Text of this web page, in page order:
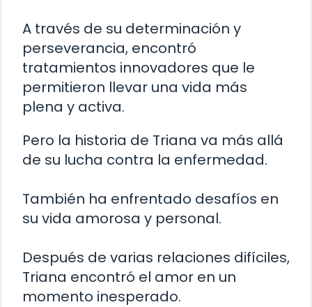
A través de su determinación y
perseverancia, encontró
tratamientos innovadores que le
permitieron llevar una vida más
plena y activa.
Pero la historia de Triana va más allá
de su lucha contra la enfermedad.
También ha enfrentado desafíos en
su vida amorosa y personal.
Después de varias relaciones difíciles,
Triana encontró el amor en un
momento inesperado.